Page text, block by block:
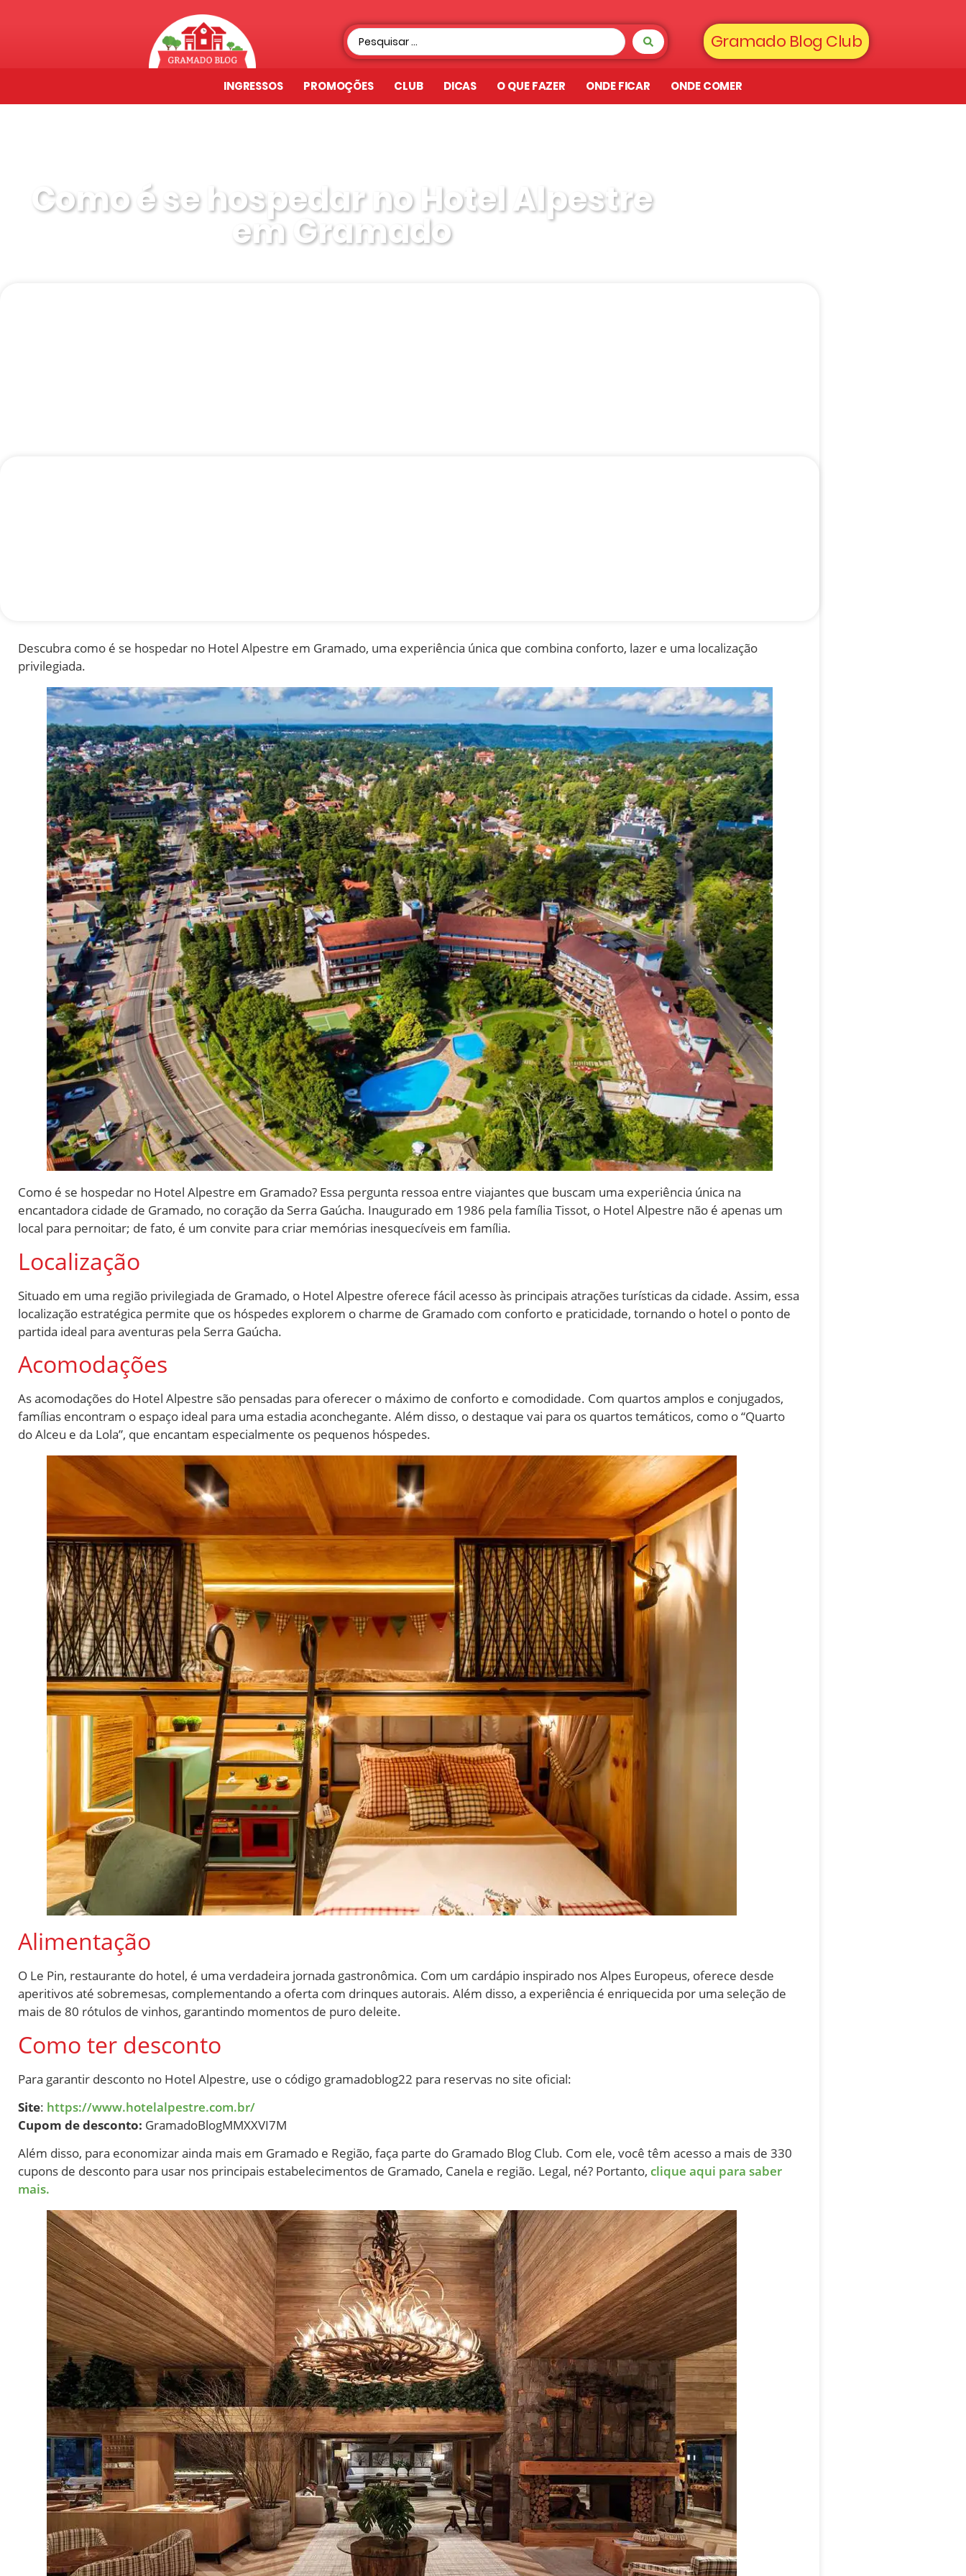
Gramado Blog Club
INGRESSOS PROMOÇÕES CLUB DICAS O QUE FAZER ONDE FICAR ONDE COMER
Como é se hospedar no Hotel Alpestre
em Gramado
Descubra como é se hospedar no Hotel Alpestre em Gramado, uma experiência única que combina conforto, lazer e uma localização
privilegiada.
Como é se hospedar no Hotel Alpestre em Gramado? Essa pergunta ressoa entre viajantes que buscam uma experiência única na
encantadora cidade de Gramado, no coração da Serra Gaúcha. Inaugurado em 1986 pela família Tissot, o Hotel Alpestre não é apenas um
local para pernoitar; de fato, é um convite para criar memórias inesquecíveis em família.
Localização
Situado em uma região privilegiada de Gramado, o Hotel Alpestre oferece fácil acesso às principais atrações turísticas da cidade. Assim, essa
localização estratégica permite que os hóspedes explorem o charme de Gramado com conforto e praticidade, tornando o hotel o ponto de
partida ideal para aventuras pela Serra Gaúcha.
Acomodações
As acomodações do Hotel Alpestre são pensadas para oferecer o máximo de conforto e comodidade. Com quartos amplos e conjugados,
famílias encontram o espaço ideal para uma estadia aconchegante. Além disso, o destaque vai para os quartos temáticos, como o “Quarto
do Alceu e da Lola”, que encantam especialmente os pequenos hóspedes.
Alimentação
O Le Pin, restaurante do hotel, é uma verdadeira jornada gastronômica. Com um cardápio inspirado nos Alpes Europeus, oferece desde
aperitivos até sobremesas, complementando a oferta com drinques autorais. Além disso, a experiência é enriquecida por uma seleção de
mais de 80 rótulos de vinhos, garantindo momentos de puro deleite.
Como ter desconto
Para garantir desconto no Hotel Alpestre, use o código gramadoblog22 para reservas no site oficial:
Site: https://www.hotelalpestre.com.br/
Cupom de desconto: GramadoBlogMMXXVI7M
Além disso, para economizar ainda mais em Gramado e Região, faça parte do Gramado Blog Club. Com ele, você têm acesso a mais de 330
cupons de desconto para usar nos principais estabelecimentos de Gramado, Canela e região. Legal, né? Portanto, clique aqui para saber
mais.